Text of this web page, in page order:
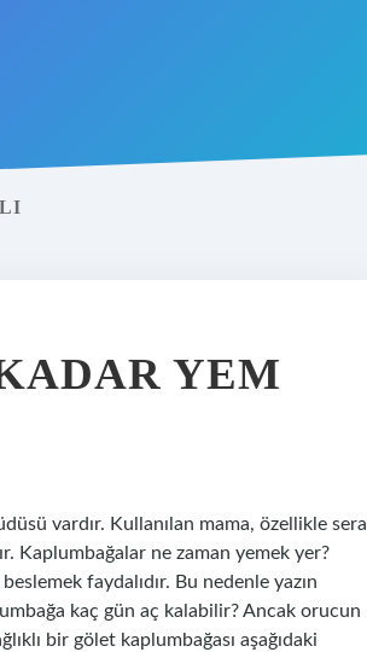
YEM
vardır. Kullanılan mama, özellikle sera
Kaplumbağalar ne zaman yemek yer?
faydalıdır. Bu nedenle yazın
kaç gün aç kalabilir? Ancak orucun
bir gölet kaplumbağası aşağıdaki